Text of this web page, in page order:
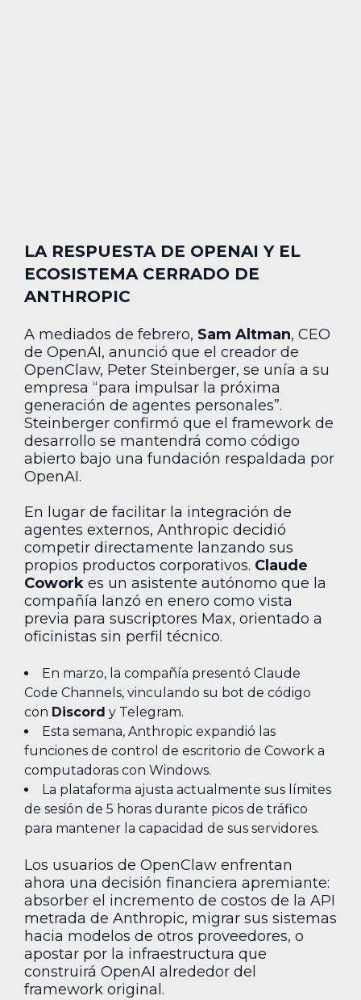
LA RESPUESTA DE OPENAI Y EL
ECOSISTEMA CERRADO DE
ANTHROPIC
A mediados de febrero, Sam Altman, CEO
de OpenAI, anunció que el creador de
OpenClaw, Peter Steinberger, se unía a su
empresa “para impulsar la próxima
generación de agentes personales”.
Steinberger confirmó que el framework de
desarrollo se mantendrá como código
abierto bajo una fundación respaldada por
OpenAI.
En lugar de facilitar la integración de
agentes externos, Anthropic decidió
competir directamente lanzando sus
propios productos corporativos. Claude
Cowork es un asistente autónomo que la
compañía lanzó en enero como vista
previa para suscriptores Max, orientado a
oficinistas sin perfil técnico.
En marzo, la compañía presentó Claude
Code Channels, vinculando su bot de código
con Discord y Telegram.
Esta semana, Anthropic expandió las
funciones de control de escritorio de Cowork a
computadoras con Windows.
La plataforma ajusta actualmente sus límites
de sesión de 5 horas durante picos de tráfico
para mantener la capacidad de sus servidores.
Los usuarios de OpenClaw enfrentan
ahora una decisión financiera apremiante:
absorber el incremento de costos de la API
metrada de Anthropic, migrar sus sistemas
hacia modelos de otros proveedores, o
apostar por la infraestructura que
construirá OpenAI alrededor del
framework original.